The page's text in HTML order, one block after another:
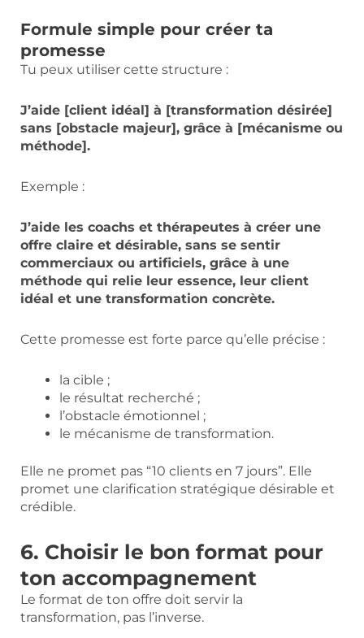
Formule simple pour créer ta
promesse
Tu peux utiliser cette structure :
J’aide [client idéal] à [transformation désirée]
sans [obstacle majeur], grâce à [mécanisme ou
méthode].
Exemple :
J’aide les coachs et thérapeutes à créer une
offre claire et désirable, sans se sentir
commerciaux ou artificiels, grâce à une
méthode qui relie leur essence, leur client
idéal et une transformation concrète.
Cette promesse est forte parce qu’elle précise :
la cible ;
le résultat recherché ;
l’obstacle émotionnel ;
le mécanisme de transformation.
Elle ne promet pas “10 clients en 7 jours”. Elle
promet une clarification stratégique désirable et
crédible.
6. Choisir le bon format pour
ton accompagnement
Le format de ton offre doit servir la
transformation, pas l’inverse.